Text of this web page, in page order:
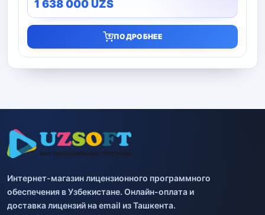
1 638 000UZS
ПОДРОБНЕЕ
Интернет-магазин лицензионного программного
обеспечения в Узбекистане. Онлайн-оплата и
доставка лицензий на email из Ташкента.